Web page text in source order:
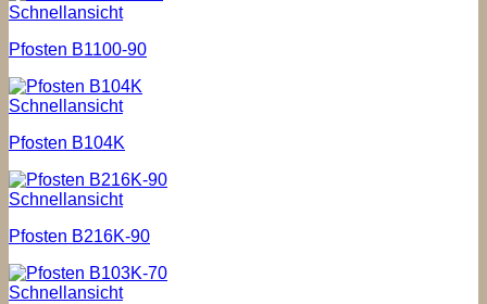
Schnellansicht
Pfosten B1100-90
Schnellansicht
Pfosten B104K
Schnellansicht
Pfosten B216K-90
Schnellansicht